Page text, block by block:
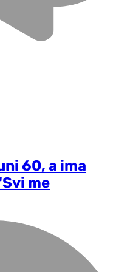
60, a ima
me